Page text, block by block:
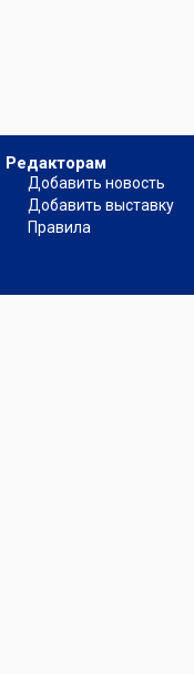
Редакторам
Добавить новость
Добавить выставку
Правила